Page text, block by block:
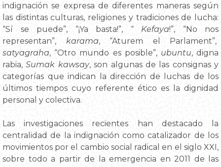
indignación se expresa de diferentes maneras según
las distintas culturas, religiones y tradiciones de lucha:
“Sí se puede”, “¡Ya basta!”, “ Kefaya!”, “No nos
representan”, karama, “Aturem el Parlament”,
satyagraha, “Otro mundo es posible”, ubuntu, digna
rabia,Sumak kawsay, son algunas de las consignas y
categorías que indican la dirección de luchas de los
últimos tiempos cuyo referente ético es la dignidad
personal y colectiva.
Las investigaciones recientes han destacado la
centralidad de la indignación como catalizador de los
movimientos por el cambio social radical en el siglo XXI,
sobre todo a partir de la emergencia en 2011 de las